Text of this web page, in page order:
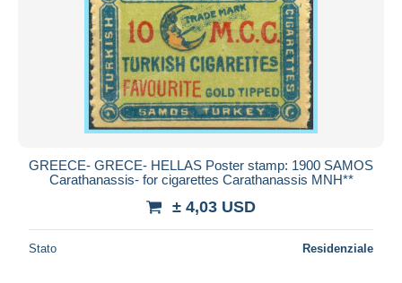
GREECE- GRECE- HELLAS Poster stamp: 1900 SAMOS
Carathanassis- for cigarettes Carathanassis MNH**
± 4,03 USD
Stato Residenziale